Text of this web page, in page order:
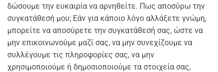
δώσουμε την ευκαιρία να αρνηθείτε. Πως αποσύρω την
συγκατάθεσή μου; Εάν για κάποιο λόγο αλλάξετε γνώμη,
μπορείτε να αποσύρετε την συγκατάθεσή σας, ώστε να
μην επικοινωνούμε μαζί σας, να μην συνεχίζουμε να
συλλέγουμε τις πληροφορίες σας, να μην
χρησιμοποιούμε ή δημοσιοποιούμε τα στοιχεία σας,